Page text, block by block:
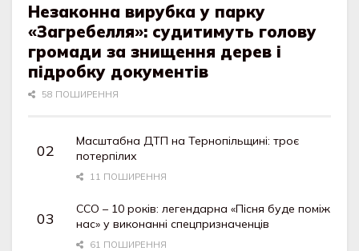
Незаконна вирубка у парку
«Загребелля»: судитимуть голову
громади за знищення дерев і
підробку документів
58 ПОШИРЕННЯ
Масштабна ДТП на Тернопільщині: троє
потерпілих
11 ПОШИРЕННЯ
ССО – 10 років: легендарна «Пісня буде поміж
нас» у виконанні спецпризначенців
61 ПОШИРЕННЯ